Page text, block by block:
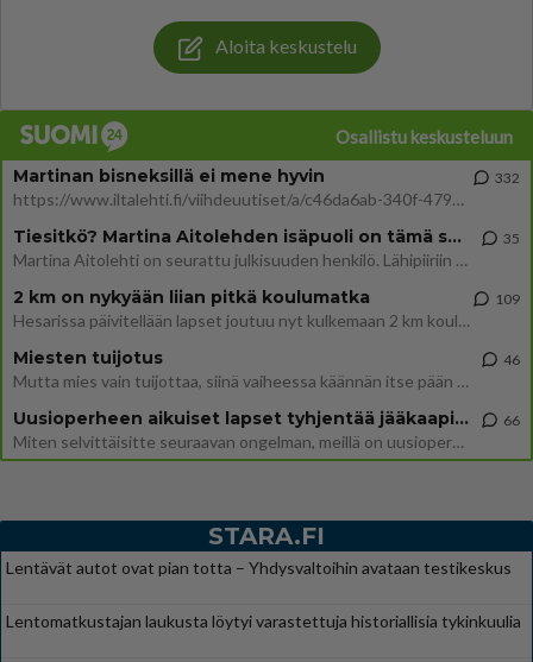
Aloita keskustelu
Osallistu keskusteluun
Martinan bisneksillä ei mene hyvin
https://www.iltalehti.fi/viihdeuutiset/a/c46da6ab-340f-4790-aaa7-0865eed2336 Yrityksen konkurssihakemus on tullut kärä
332
Tiesitkö? Martina Aitolehden isäpuoli on tämä suosittu laulaja
Martina Aitolehti on seurattu julkisuuden henkilö. Lähipiiriin mahtuu muitakin tunnettuja henkilöitä. Tiesitkö, että Ma
35
2 km on nykyään liian pitkä koulumatka
Hesarissa päivitellään lapset joutuu nyt kulkemaan 2 km kouluun jösses. Ruostefillarilla tuo matka menee vaikka miten äk
109
Miesten tuijotus
Mutta mies vain tuijottaa, siinä vaiheessa käännän itse pään pois. Mikä juttu? Yleensä jos joku tuijottaa tai katsoo, hä
46
Uusioperheen aikuiset lapset tyhjentää jääkaapin käydessään
Miten selvittäisitte seuraavan ongelman, meillä on uusioperhe, minulla teini-ikäiset lapset ja puolisolla aikuiset, jotk
66
STARA.FI
Lentävät autot ovat pian totta – Yhdysvaltoihin avataan testikeskus
Lentomatkustajan laukusta löytyi varastettuja historiallisia tykinkuulia